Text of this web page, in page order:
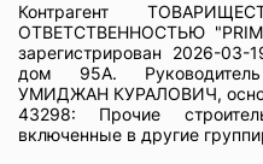
Контрагент
ОТВЕТСТВЕННОСТЬЮ
зарегистрирован 2026-
дом 95А.
УМИДЖАН КУРАЛОВИЧ,
43298: Прочие
включенные в другие